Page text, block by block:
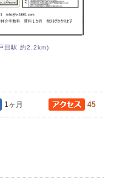
田駅 約2.2km)
1ヶ月 45